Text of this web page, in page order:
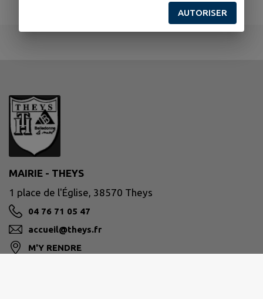
MAIRIE - THEYS
1 place de l'Église, 38570 Theys
04 76 71 05 47
accueil@theys.fr
M'Y RENDRE
AUTORISER